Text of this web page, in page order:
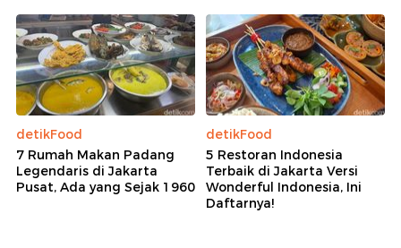
detikFood
7 Rumah Makan Padang
Legendaris di Jakarta
Pusat, Ada yang Sejak 1960
detikFood
5 Restoran Indonesia
Terbaik di Jakarta Versi
Wonderful Indonesia, Ini
Daftarnya!